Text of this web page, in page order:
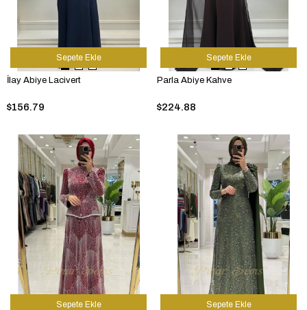
İlay Abiye Lacivert
$156.79
Sepete Ekle
Parla Abiye Kahve
$224.88
Sepete Ekle
Sepete Ekle Sepete Ekle